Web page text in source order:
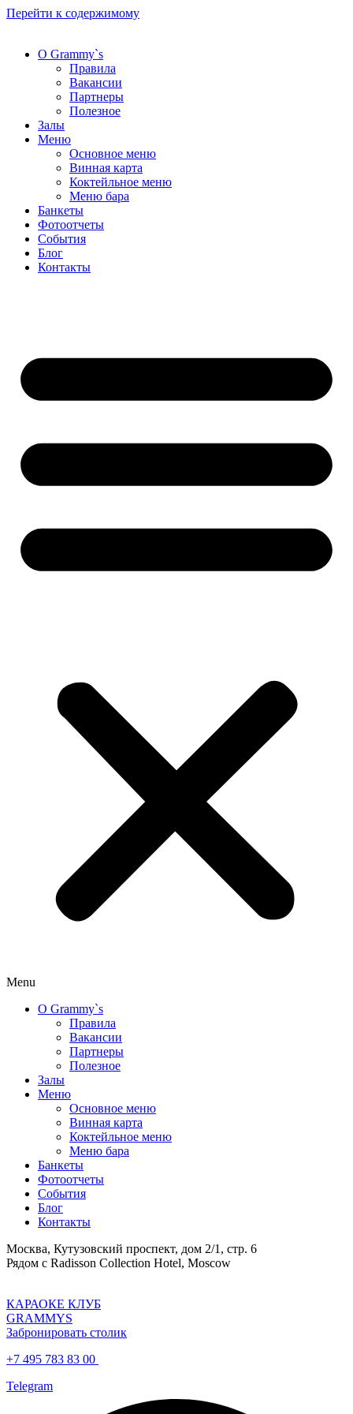
Перейти к содержимому
О Grammy`s
Правила
Вакансии
Партнеры
Полезное
Залы
Меню
Основное меню
Винная карта
Коктейльное меню
Меню бара
Банкеты
Фотоотчеты
События
Блог
Контакты
Menu
О Grammy`s
Правила
Вакансии
Партнеры
Полезное
Залы
Меню
Основное меню
Винная карта
Коктейльное меню
Меню бара
Банкеты
Фотоотчеты
События
Блог
Контакты
Москва, Кутузовский проспект, дом 2/1, стр. 6
Рядом с Radisson Collection Hotel, Moscow
КАРАОКЕ КЛУБ
GRAMMYS
Забронировать столик
+7 495 783 83 00
Telegram